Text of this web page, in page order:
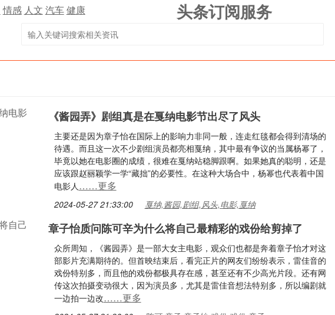
情感 人文 汽车健康 头条订阅服务
《酱园弄》剧组真是在戛纳电影节出尽了风头
主要还是因为章子怡在国际上的影响力非同一般，连走红毯都会得到清场的
待遇。而且这一次不少剧组演员都亮相戛纳，其中最有争议的当属杨幂了，
毕竟以她在电影圈的成绩，很难在戛纳站稳脚跟啊。如果她真的聪明，还是
应该跟赵丽颖学一学“藏拙”的必要性。在这种大场合中，杨幂也代表着中国
电影人……更多
2024-05-27 21:33:00 戛纳,酱园,剧组,风头,电影,戛纳
章子怡质问陈可辛为什么将自己最精彩的戏份给剪掉了
众所周知，《酱园弄》是一部大女主电影，观众们也都是奔着章子怡才对这
部影片充满期待的。但首映结束后，看完正片的网友们纷纷表示，雷佳音的
戏份特别多，而且他的戏份都极具存在感，甚至还有不少高光片段。还有网
传这次拍摄变动很大，因为演员多，尤其是雷佳音想法特别多，所以编剧就
一边拍一边改……更多